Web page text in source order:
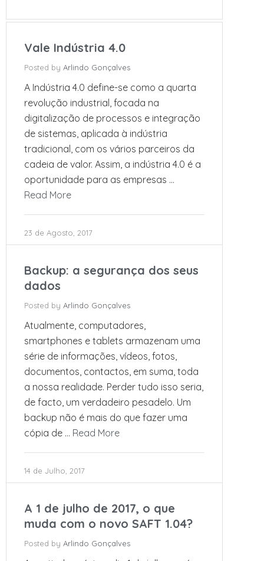
Vale Indústria 4.0
Posted by Arlindo Gonçalves
A Indústria 4.0 define-se como a quarta
revolução industrial, focada na
digitalização de processos e integração
de sistemas, aplicada à indústria
tradicional, com os vários parceiros da
cadeia de valor. Assim, a indústria 4.0 é a
oportunidade para as empresas …
Read More
23 de Agosto, 2017
Backup: a segurança dos seus
dados
Posted by Arlindo Gonçalves
Atualmente, computadores,
smartphones e tablets armazenam uma
série de informações, vídeos, fotos,
documentos, contactos, em suma, toda
a nossa realidade. Perder tudo isso seria,
de facto, um verdadeiro pesadelo. Um
backup não é mais do que fazer uma
cópia de … Read More
14 de Julho, 2017
A 1 de julho de 2017, o que
muda com o novo SAFT 1.04?
Posted by Arlindo Gonçalves